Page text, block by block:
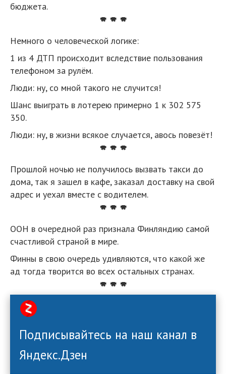
бюджета.
* * *
Немного о человеческой логике:
1 из 4 ДТП происходит вследствие пользования
телефоном за рулём.
Люди: ну, со мной такого не случится!
Шанс выиграть в лотерею примерно 1 к 302 575
350.
Люди: ну, в жизни всякое случается, авось повезёт!
* * *
Прошлой ночью не получилось вызвать такси до
дома, так я зашел в кафе, заказал доставку на свой
адрес и уехал вместе с водителем.
* * *
ООН в очередной раз признала Финляндию самой
счастливой страной в мире.
Финны в свою очередь удивляются, что какой же
ад тогда творится во всех остальных странах.
* * *
Подписывайтесь на наш канал в
Яндекс.Дзен